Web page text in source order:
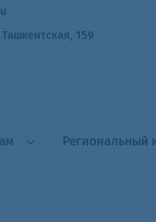
159
Региональный